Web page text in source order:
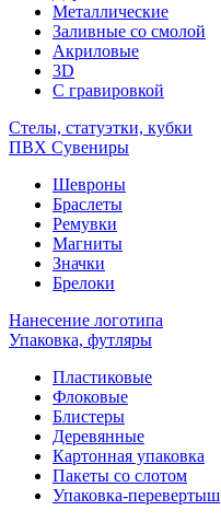
Металлические
Заливные со смолой
Акриловые
3D
C гравировкой
Стелы, статуэтки, кубки
ПВХ Сувениры
Шевроны
Браслеты
Ремувки
Магниты
Значки
Брелоки
Нанесение логотипа
Упаковка, футляры
Пластиковые
Флоковые
Блистеры
Деревянные
Картонная упаковка
Пакеты со слотом
Упаковка-перевертыш